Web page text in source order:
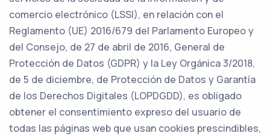
comercio electrónico (LSSI), en relación con el
Reglamento (UE) 2016/679 del Parlamento Europeo y
del Consejo, de 27 de abril de 2016, General de
Protección de Datos (GDPR) y la Ley Orgánica 3/2018,
de 5 de diciembre, de Protección de Datos y Garantía
de los Derechos Digitales (LOPDGDD), es obligado
obtener el consentimiento expreso del usuario de
todas las páginas web que usan cookies prescindibles,